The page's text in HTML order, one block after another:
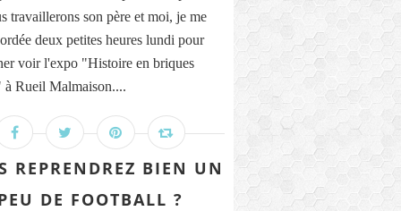
travaillerons son père et moi, je me
deux petites heures lundi pour
voir l'expo "Histoire en briques
Rueil Malmaison....
REPRENDREZ BIEN UN
DE FOOTBALL ?